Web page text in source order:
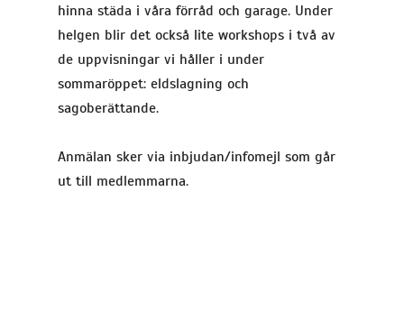
hinna städa i våra förråd och garage. Under
helgen blir det också lite workshops i två av
de uppvisningar vi håller i under
sommaröppet: eldslagning och
sagoberättande.
Anmälan sker via inbjudan/infomejl som går
ut till medlemmarna.